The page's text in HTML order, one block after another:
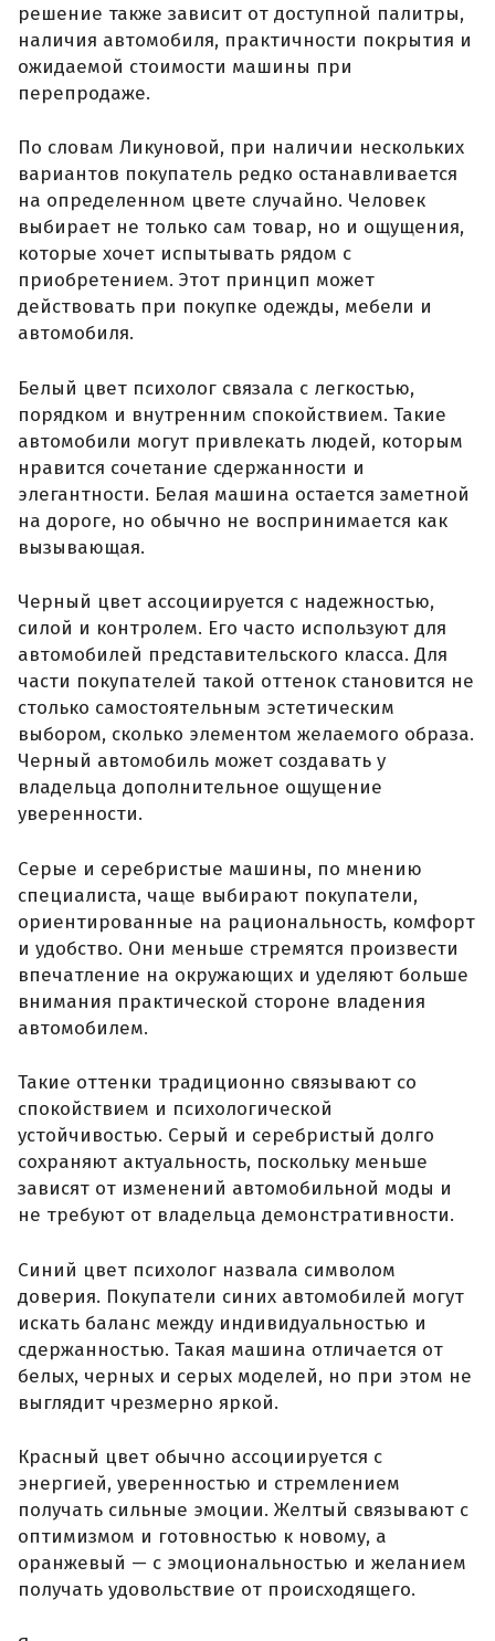
решение также зависит от доступной палитры,
наличия автомобиля, практичности покрытия и
ожидаемой стоимости машины при
перепродаже.
По словам Ликуновой, при наличии нескольких
вариантов покупатель редко останавливается
на определенном цвете случайно. Человек
выбирает не только сам товар, но и ощущения,
которые хочет испытывать рядом с
приобретением. Этот принцип может
действовать при покупке одежды, мебели и
автомобиля.
Белый цвет психолог связала с легкостью,
порядком и внутренним спокойствием. Такие
автомобили могут привлекать людей, которым
нравится сочетание сдержанности и
элегантности. Белая машина остается заметной
на дороге, но обычно не воспринимается как
вызывающая.
Черный цвет ассоциируется с надежностью,
силой и контролем. Его часто используют для
автомобилей представительского класса. Для
части покупателей такой оттенок становится не
столько самостоятельным эстетическим
выбором, сколько элементом желаемого образа.
Черный автомобиль может создавать у
владельца дополнительное ощущение
уверенности.
Серые и серебристые машины, по мнению
специалиста, чаще выбирают покупатели,
ориентированные на рациональность, комфорт
и удобство. Они меньше стремятся произвести
впечатление на окружающих и уделяют больше
внимания практической стороне владения
автомобилем.
Такие оттенки традиционно связывают со
спокойствием и психологической
устойчивостью. Серый и серебристый долго
сохраняют актуальность, поскольку меньше
зависят от изменений автомобильной моды и
не требуют от владельца демонстративности.
Синий цвет психолог назвала символом
доверия. Покупатели синих автомобилей могут
искать баланс между индивидуальностью и
сдержанностью. Такая машина отличается от
белых, черных и серых моделей, но при этом не
выглядит чрезмерно яркой.
Красный цвет обычно ассоциируется с
энергией, уверенностью и стремлением
получать сильные эмоции. Желтый связывают с
оптимизмом и готовностью к новому, а
оранжевый — с эмоциональностью и желанием
получать удовольствие от происходящего.